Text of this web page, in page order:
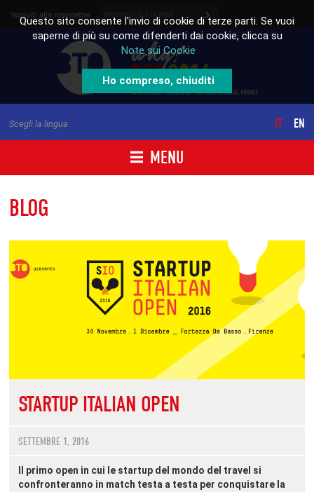
Skip to content
Iscriviti alla newsletter
MENU
Scegli la lingua IT EN
BLOG
STARTUP ITALIAN OPEN
SETTEMBRE 1, 2016
Il primo open in cui le startup del mondo del travel si
confronteranno in match testa a testa per conquistare la
Questo sito consente l'invio di cookie di terze parti. Se vuoi
saperne di più su come difenderti dai cookie, clicca su
Note sui Cookie
Ho compreso, chiuditi